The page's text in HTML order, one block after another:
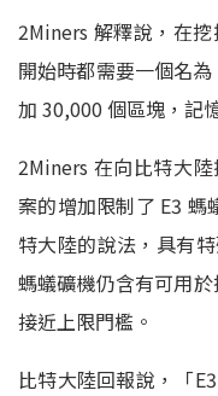
2Miners 解釋說，在
開始時都需要一個名為
加 30,000 個區塊，記
2Miners 在向比特大
案的增加限制了 E3 螞
特大陸的說法，具有
螞蟻礦機仍含有可用
接近上限門檻。
比特大陸回報說，「E3